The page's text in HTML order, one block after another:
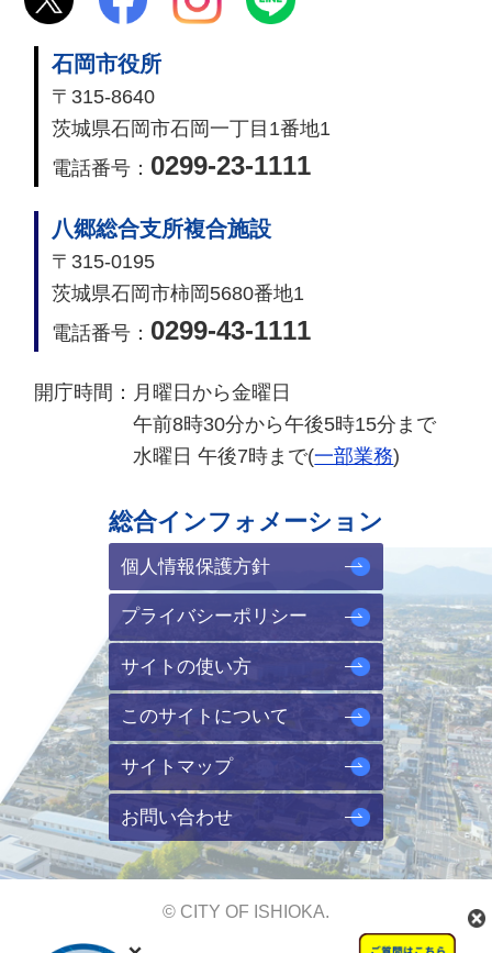
石岡市役所
〒315-8640
茨城県石岡市石岡一丁目1番地1
電話番号： 0299-23-1111
八郷総合支所複合施設
〒315-0195
茨城県石岡市柿岡5680番地1
電話番号： 0299-43-1111
開庁時間： 月曜日から金曜日
午前8時30分から午後5時15分まで
水曜日 午後7時まで(一部業務)
総合インフォメーション
個人情報保護方針
プライバシーポリシー
サイトの使い方
このサイトについて
サイトマップ
お問い合わせ
© CITY OF ISHIOKA.